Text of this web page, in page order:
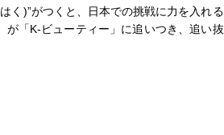
く)”がつくと、日本での挑戦に力を入れる
「K-ビューティー」に追いつき、追い抜